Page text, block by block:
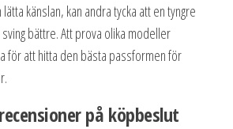
känslan, kan andra tycka att en tyngre
bättre. Att prova olika modeller
för att hitta den bästa passformen för
på köpbeslut